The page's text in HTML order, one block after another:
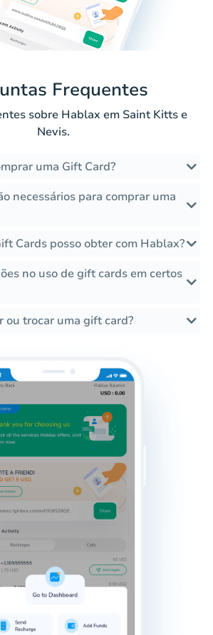
Frequentes
sobre Hablax em Saint Kitts e
Nevis.
uma Gift Card?
necessários para comprar uma
Cards posso obter com Hablax?
no uso de gift cards em certos
ou trocar uma gift card?